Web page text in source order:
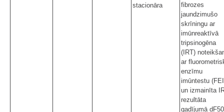
stacionāra
fibrozes
jaundzimušo
skrīningu ar
imūnreaktīvā
tripsinogēna
(IRT)
ar
enzīmu
imūntestu
un izmainīta
rezultāta
gadījumā